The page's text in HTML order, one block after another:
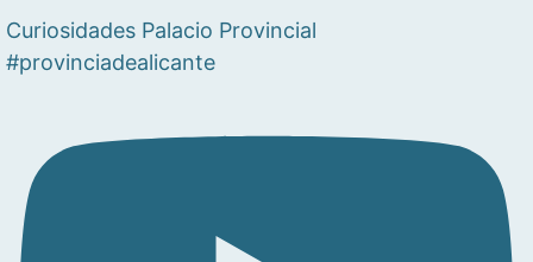
Curiosidades Palacio Provincial
#provinciadealicante